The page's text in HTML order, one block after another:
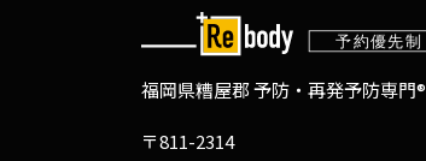
福岡県糟屋郡 予防・再発予防専門®
〒811-2314